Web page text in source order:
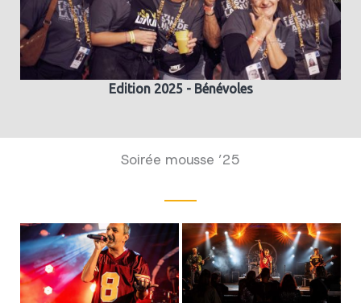
Edition 2025 - Bénévoles
Soirée mousse ’25